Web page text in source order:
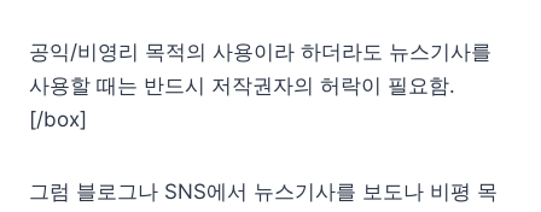
공익/비영리 목적의 사용이라 하더라도 뉴스기사를
사용할 때는 반드시 저작권자의 허락이 필요함.
[/box]
그럼 블로그나 SNS에서 뉴스기사를 보도나 비평 목